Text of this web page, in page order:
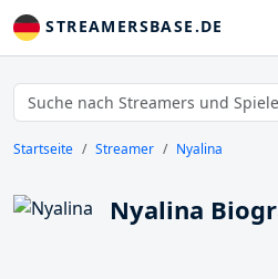
STREAMERSBASE.DE
Startseite Streamer Nyalina
Nyalina